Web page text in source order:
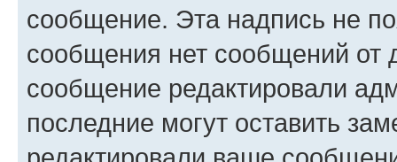
сообщение. Эта надпись не
сообщения нет сообщений от
сообщение редактировали
последние могут оставить